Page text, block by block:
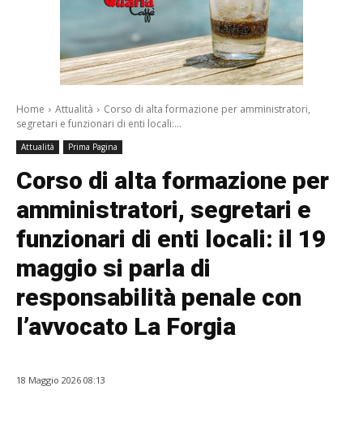
Home Attualità
Corso di alta formazione per amministratori,
segretari e funzionari di enti locali:...
Attualità Prima Pagina
Corso di alta formazione per
amministratori, segretari e
funzionari di enti locali: il 19
maggio si parla di
responsabilità penale con
l’avvocato La Forgia
18 Maggio 2026 08:13